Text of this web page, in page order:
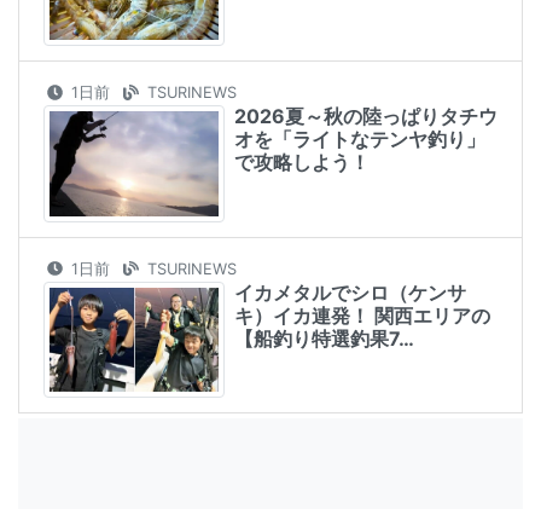
1日前 TSURINEWS
2026夏～秋の陸っぱりタチウ
オを「ライトなテンヤ釣り」
で攻略しよう！
1日前 TSURINEWS
イカメタルでシロ（ケンサ
キ）イカ連発！ 関西エリアの
【船釣り特選釣果7…